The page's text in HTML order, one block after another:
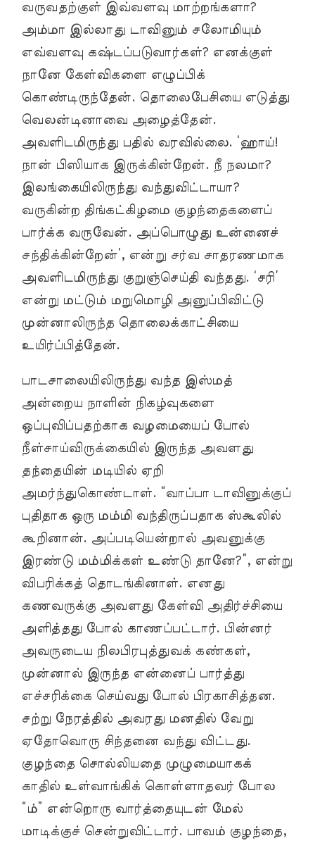
வருவதற்குள் இவ்வளவு மாற்றங்களா?
அம்மா இல்லாது டாவினும் சலோமியும்
எவ்வளவு கஷ்டப்படுவார்கள்? எனக்குள்
நானே கேள்விகளை எழுப்பிக்
கொண்டிருந்தேன். தொலைபேசியை எடுத்து
வெலன்டினாவை அழைத்தேன்.
அவளிடமிருந்து பதில் வரவில்லை. ‘ஹாய்!
நான் பிஸியாக இருக்கின்றேன். நீ நலமா?
இலங்கையிலிருந்து வந்துவிட்டாயா?
வருகின்ற திங்கட்கிழமை குழந்தைகளைப்
பார்க்க வருவேன். அப்பொழுது உன்னைச்
சந்திக்கின்றேன்’, என்று சர்வ சாதரணமாக
அவளிடமிருந்து குறுஞ்செய்தி வந்தது. ‘சரி’
என்று மட்டும் மறுமொழி அனுப்பிவிட்டு
முன்னாலிருந்த தொலைக்காட்சியை
உயிர்ப்பித்தேன்.
பாடசாலையிலிருந்து வந்த இஸ்மத்
அன்றைய நாளின் நிகழ்வுகளை
ஒப்புவிப்பதற்காக வழமையைப் போல்
நீள்சாய்விருக்கையில் இருந்த அவளது
தந்தையின் மடியில் ஏறி
அமர்ந்துகொண்டாள். “வாப்பா டாவினுக்குப்
புதிதாக ஒரு மம்மி வந்திருப்பதாக ஸ்கூலில்
கூறினான். அப்படியென்றால் அவனுக்கு
இரண்டு மம்மிக்கள் உண்டு தானே?”, என்று
விபரிக்கத் தொடங்கினாள். எனது
கணவருக்கு அவளது கேள்வி அதிர்ச்சியை
அளித்தது போல் காணப்பட்டார். பின்னர்
அவருடைய நிலபிரபுத்துவக் கண்கள்,
முன்னால் இருந்த என்னைப் பார்த்து
எச்சரிக்கை செய்வது போல் பிரகாசித்தன.
சற்று நேரத்தில் அவரது மனதில் வேறு
ஏதோவொரு சிந்தனை வந்து விட்டது.
குழந்தை சொல்லியதை முழுமையாகக்
காதில் உள்வாங்கிக் கொள்ளாதவர் போல
“ம்” என்றொரு வார்த்தையுடன் மேல்
மாடிக்குச் சென்றுவிட்டார். பாவம் குழந்தை,